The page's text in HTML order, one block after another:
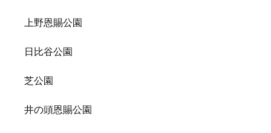
上野恩賜公園
日比谷公園
芝公園
井の頭恩賜公園